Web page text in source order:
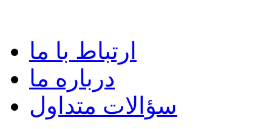
ارتباط با ما
درباره ما
سؤالات متداول